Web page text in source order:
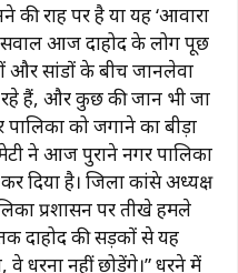
की राह पर है या यह ‘आवारा
सवाल आज दाहोद के लोग पूछ
और सांडों के बीच जानलेवा
रहे हैं, और कुछ की जान भी जा
को जगाने का बीड़ा
ने आज पुराने नगर पालिका
दिया है। जिला कांग्रेस अध्यक्ष
प्रशासन पर तीखे हमले
दाहोद की सड़कों से यह
धरना नहीं छोड़ेंगे।” धरने में